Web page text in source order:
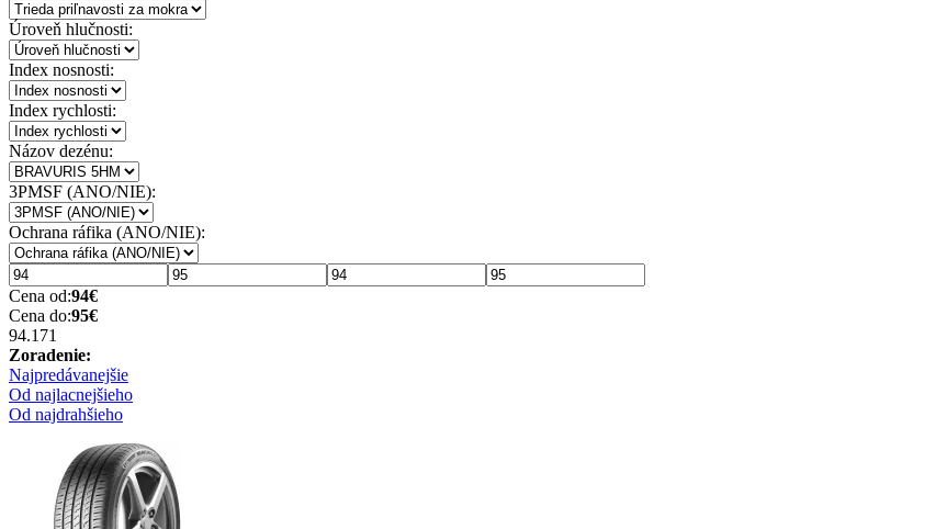
Úroveň hlučnosti:
Index nosnosti:
Index rychlosti:
Názov dezénu:
3PMSF (ANO/NIE):
Ochrana ráfika (ANO/NIE):
Cena od:94€
Cena do:95€
94.171
Zoradenie:
Najpredávanejšie
Od najlacnejšieho
Od najdrahšieho